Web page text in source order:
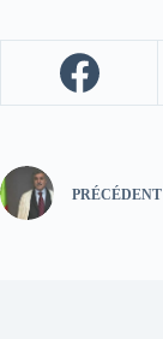
PRÉCÉDENT